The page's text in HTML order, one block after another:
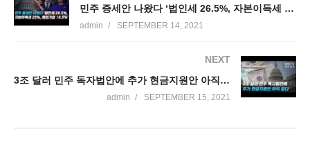
민주 증세안 나왔다 ‘법인세 26.5%, 자본이득세 25%, 해외기업 16.5%’
admin SEPTEMBER 14, 2021
NEXT
3조 달러 민주 독자법안에 추가 현금지원안 아직 없다
admin SEPTEMBER 15, 2021